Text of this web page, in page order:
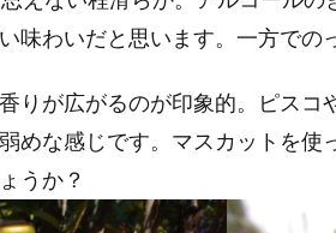
味わいだと思います。一方での
りが広がるのが印象的。ピスコ
めな感じです。マスカットを使
うか？